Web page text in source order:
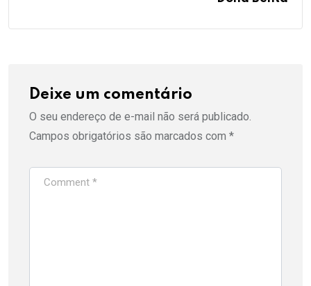
Deixe um comentário
O seu endereço de e-mail não será publicado.
Campos obrigatórios são marcados com *